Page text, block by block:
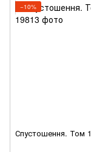
−10%
Спустошення. Том 1